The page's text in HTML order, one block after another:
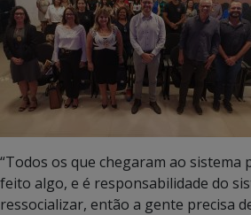
“Todos os que chegaram ao
feito algo, e é responsabilidade do
ressocializar, então a gente precisa